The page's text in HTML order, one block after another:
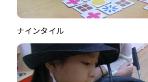
ナインタイル